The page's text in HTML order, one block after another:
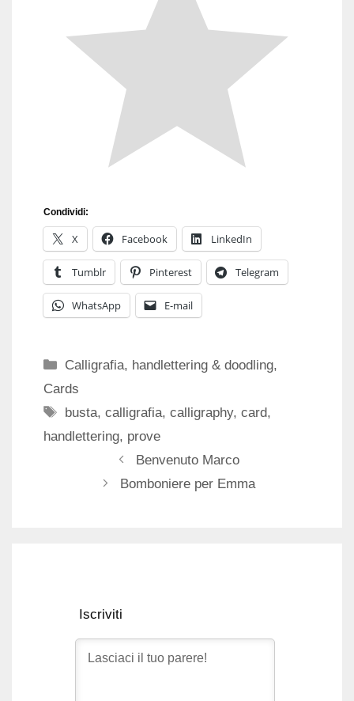
Condividi:
X Facebook LinkedIn
Tumblr Pinterest Telegram
WhatsApp E-mail
Categorie
Calligrafia, handlettering & doodling,
Cards
Tag
busta,calligrafia,calligraphy,card,
handlettering, prove
Benvenuto Marco
Bomboniere per Emma
Iscriviti